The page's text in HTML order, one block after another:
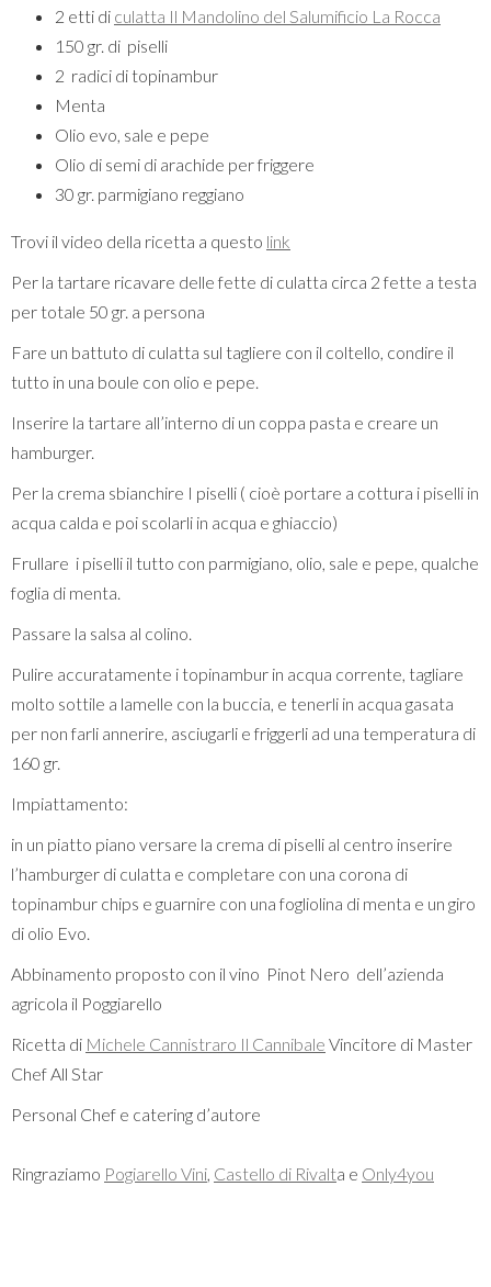
2 etti di culatta Il Mandolino del Salumificio La Rocca
150 gr. di piselli
2 radici di topinambur
Menta
Olio evo, sale e pepe
Olio di semi di arachide per friggere
30 gr. parmigiano reggiano
Trovi il video della ricetta a questo link
Per la tartare ricavare delle fette di culatta circa 2 fette a testa
per totale 50 gr. a persona
Fare un battuto di culatta sul tagliere con il coltello, condire il
tutto in una boule con olio e pepe.
Inserire la tartare all’interno di un coppa pasta e creare un
hamburger.
Per la crema sbianchire I piselli ( cioè portare a cottura i piselli in
acqua calda e poi scolarli in acqua e ghiaccio)
Frullare i piselli il tutto con parmigiano, olio, sale e pepe, qualche
foglia di menta.
Passare la salsa al colino.
Pulire accuratamente i topinambur in acqua corrente, tagliare
molto sottile a lamelle con la buccia, e tenerli in acqua gasata
per non farli annerire, asciugarli e friggerli ad una temperatura di
160 gr.
Impiattamento:
in un piatto piano versare la crema di piselli al centro inserire
l’hamburger di culatta e completare con una corona di
topinambur chips e guarnire con una fogliolina di menta e un giro
di olio Evo.
Abbinamento proposto con il vino Pinot Nero dell’azienda
agricola il Poggiarello
Ricetta di Michele Cannistraro Il Cannibale Vincitore di Master
Chef All Star
Personal Chef e catering d’autore
Ringraziamo Pogiarello Vini, Castello di Rivalta e Only4you